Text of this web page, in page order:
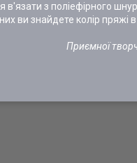
в'язати з поліефірного
ви знайдете колір пряжі в
Приємної